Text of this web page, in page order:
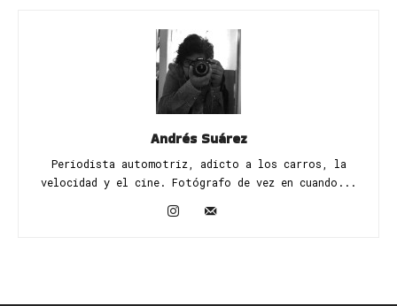
Andrés Suárez
Periodista automotriz, adicto a los carros, la
velocidad y el cine. Fotógrafo de vez en cuando...